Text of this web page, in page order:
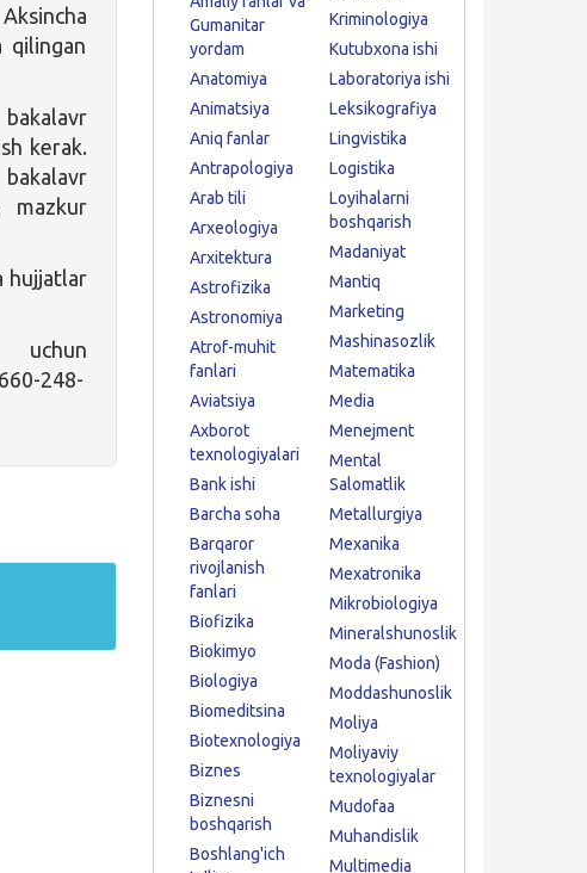
qilingan
kerak.
mazkur
hujjatlar
248-
Gumanitar
yordam
Anatomiya
Animatsiya
Aniq fanlar
Antrapologiya
Arab tili
Arxeologiya
Arxitektura
Astrofizika
Astronomiya
Atrof-muhit
fanlari
Aviatsiya
Axborot
texnologiyalari
Bank ishi
Barcha soha
Barqaror
rivojlanish
fanlari
Biofizika
Biokimyo
Biologiya
Biomeditsina
Biotexnologiya
Biznes
Biznesni
boshqarish
Boshlang'ich
Kriminologiya
Kutubxona ishi
Laboratoriya ishi
Leksikografiya
Lingvistika
Logistika
Loyihalarni
boshqarish
Madaniyat
Mantiq
Marketing
Mashinasozlik
Matematika
Media
Menejment
Mental
Salomatlik
Metallurgiya
Mexanika
Mexatronika
Mikrobiologiya
Mineralshunoslik
Moda (Fashion)
Moddashunoslik
Moliya
Moliyaviy
texnologiyalar
Mudofaa
Muhandislik
Multimedia